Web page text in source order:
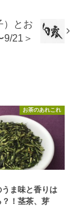
）とお
9/21＞
お茶のあれこれ
ま味と香りは
？！茎茶、芽